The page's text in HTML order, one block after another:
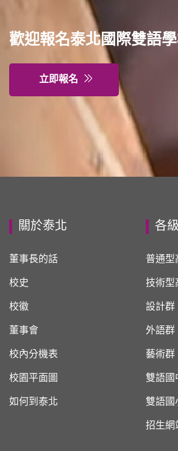
歡迎報名泰北國際雙語
立即報名
關於泰北
董事長的話
校史
校徽
董事會
校內分機表
校園平面圖
如何到泰北
各
普通型
技術型
設計群
外語群
藝術群
雙語國
雙語國
招生網